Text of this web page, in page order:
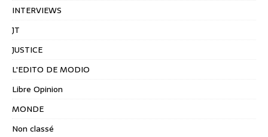
INTERVIEWS
JT
JUSTICE
L'EDITO DE MODIO
Libre Opinion
MONDE
Non classé